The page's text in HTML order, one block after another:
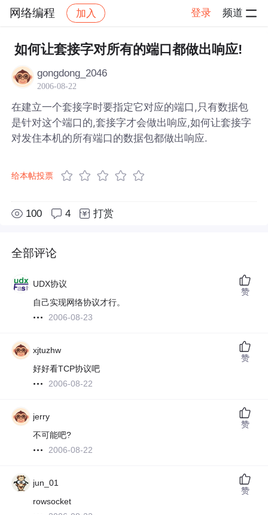
网络编程 加入 登录 频道
社区 网络编程 帖子详情
如何让套接字对所有的端口都做出响应!
gongdong_2046
2006-08-22
在建立一个套接字时要指定它对应的端口,只有数据包
是针对这个端口的,套接字才会做出响应,如何让套接字
对发住本机的所有端口的数据包都做出响应.
给本帖投票
100 4 打赏
全部评论
UDX协议
自己实现网络协议才行。
2006-08-23
赞
xjtuzhw
好好看TCP协议吧
2006-08-22
赞
jerry
不可能吧?
2006-08-22
赞
jun_01
rowsocket
赞